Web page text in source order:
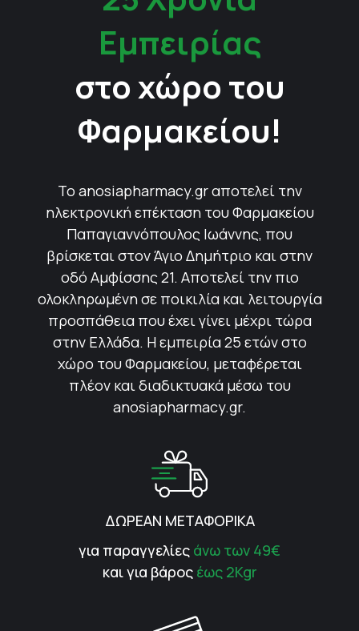
Εμπειρίας
στο χώρο του
Φαρμακείου!
Το anosiapharmacy.gr αποτελεί την
ηλεκτρονική επέκταση του Φαρμακείου
Παπαγιαννόπουλος Ιωάννης, που
βρίσκεται στον Άγιο Δημήτριο και στην
οδό Αμφίσσης 21. Αποτελεί την πιο
ολοκληρωμένη σε ποικιλία και λειτουργία
προσπάθεια που έχει γίνει μέχρι τώρα
στην Ελλάδα. Η εμπειρία 25 ετών στο
χώρο του Φαρμακείου, μεταφέρεται
πλέον και διαδικτυακά μέσω του
anosiapharmacy.gr.
ΔΩΡΕΑΝ ΜΕΤΑΦΟΡΙΚΑ
για παραγγελίες άνω των 49€
και για βάρος έως 2Kgr